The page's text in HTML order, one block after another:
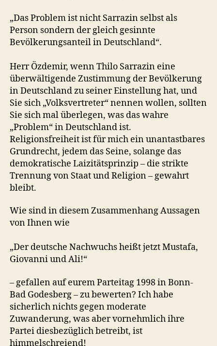
„Das Problem ist nicht Sarrazin selbst als
Person sondern der gleich gesinnte
Bevölkerungsanteil in Deutschland“.
Herr Özdemir, wenn Thilo Sarrazin eine
überwältigende Zustimmung der Bevölkerung
in Deutschland zu seiner Einstellung hat, und
Sie sich „Volksvertreter“ nennen wollen, sollten
Sie sich mal überlegen, was das wahre
„Problem“ in Deutschland ist.
Religionsfreiheit ist für mich ein unantastbares
Grundrecht, jedem das Seine, solange das
demokratische Laizitätsprinzip – die strikte
Trennung von Staat und Religion – gewahrt
bleibt.
Wie sind in diesem Zusammenhang Aussagen
von Ihnen wie
„Der deutsche Nachwuchs heißt jetzt Mustafa,
Giovanni und Ali!“
– gefallen auf eurem Parteitag 1998 in Bonn-
Bad Godesberg – zu bewerten? Ich habe
sicherlich nichts gegen moderate
Zuwanderung, was aber vornehmlich ihre
Partei diesbezüglich betreibt, ist
himmelschreiend!